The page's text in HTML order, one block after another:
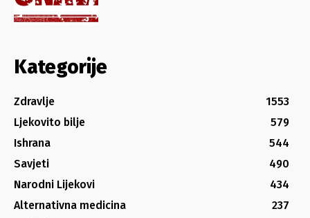
Kategorije
Zdravlje
1553
Ljekovito bilje
579
Ishrana
544
Savjeti
490
Narodni Lijekovi
434
Alternativna medicina
237